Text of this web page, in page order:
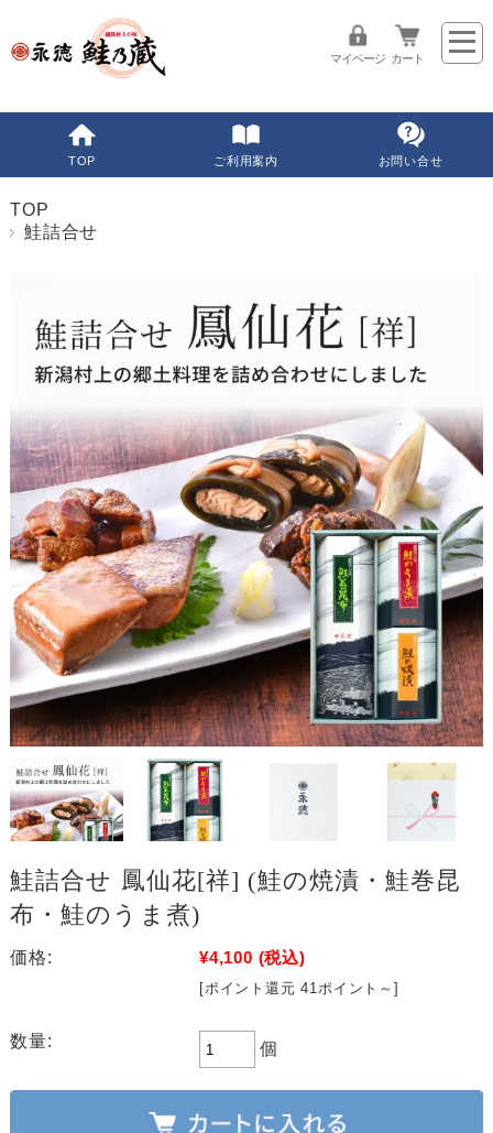
マイページ カート
TOP ご利用案内 お問い合せ
TOP
鮭詰合せ
鮭詰合せ 鳳仙花[祥] (鮭の焼漬・鮭巻昆
布・鮭のうま煮)
価格: ¥4,100 (税込)
[ポイント還元 41ポイント～]
数量: 個